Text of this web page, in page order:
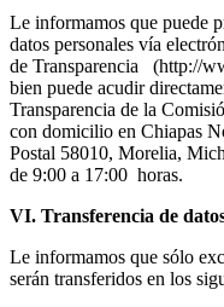
Le informamos que puede
datos personales vía
de Transparencia (http://
bien puede acudir
Transparencia de la
con domicilio en Chiapas
Postal 58010, Morelia,
de 9:00 a 17:00 horas.
VI. Transferencia de
Le informamos que sólo
serán transferidos en los